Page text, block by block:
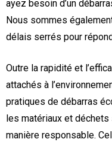
ayez besoin d’un
Nous sommes
délais serrés pour
Outre la rapidité et
attachés à
pratiques de débarras
les matériaux et
manière responsable.